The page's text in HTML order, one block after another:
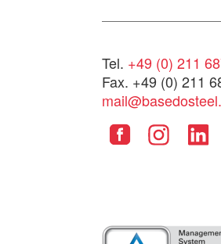
Tel. +49 (0) 211
Fax. +49 (0) 211